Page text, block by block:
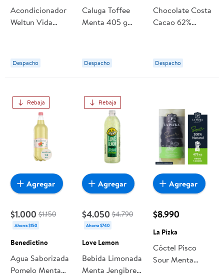
Acondicionador
Weltun Vida
Menta
Despacho
Caluga Toffee
Menta 405 g
Despacho
Chocolate Costa
Cacao 62%
Despacho
Rebaja
$1.000 $1.150
Ahorra $150
Benedictino
Agua Saborizada
Pomelo Menta
Agregar
Rebaja
$4.050 $4.790
Ahorra $740
Love Lemon
Bebida Limonada
Menta Jengibre
Agregar
$8.990
La Pizka
Cóctel Pisco
Sour Menta
Agregar